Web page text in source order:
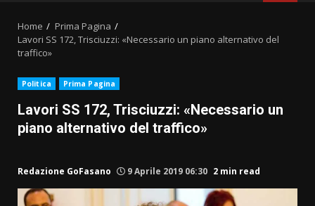
Home
Prima Pagina
Lavori SS 172, Trisciuzzi: «Necessario un piano alternativo del
traffico»
Politica Prima Pagina
Lavori SS 172, Trisciuzzi: «Necessario un
piano alternativo del traffico»
Redazione GoFasano 9 Aprile 2019 06:30 2 min read